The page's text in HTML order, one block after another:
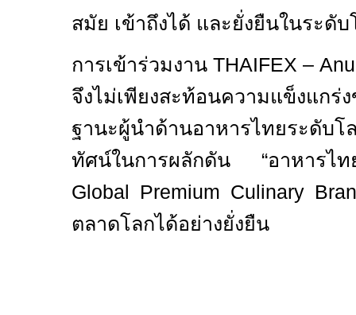
สมัย เข้าถึงได้ และยั่งยืนในระดับ
การเข้าร่วมงานTHAIFEX –
จึงไม่เพียงสะท้อนความแข็งแก
ฐานะผู้นำด้านอาหารไทยระดั
ทัศน์ในการผลักดัน “อาหารไ
Global Premium Culinary
ตลาดโลกได้อย่างยั่งยืน